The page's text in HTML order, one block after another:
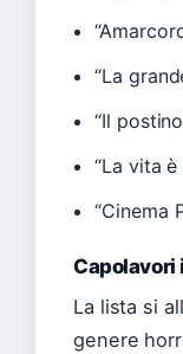
“La
“Il
“La vita
“Cinema
La lista si
genere